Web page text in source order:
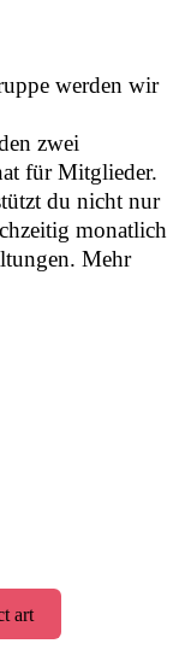
werden wir
zwei
für Mitglieder.
du nicht nur
monatlich
Mehr
art